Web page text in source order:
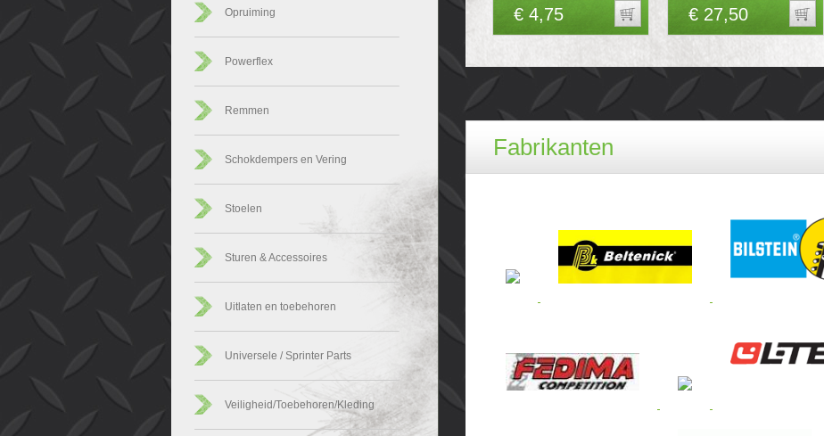
Opruiming
Powerflex
Remmen
Schokdempers en Vering
Stoelen
Sturen & Accessoires
Uitlaten en toebehoren
Universele / Sprinter Parts
Veiligheid/Toebehoren/Kleding
€ 4,75 € 27,50
Fabrikanten